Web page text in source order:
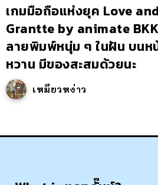
เกมมือถือแห่งยุค Love
Grantte by animate
ลายพิมพ์หนุ่ม ๆ ในฝัน บนห
หวาน มีของสะสมด้วยนะ
เหมียวหง่าว